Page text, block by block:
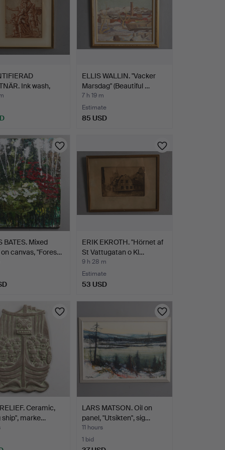
Ink wash,
ELLIS WALLIN. "Vacker
Marsdag" (Beautiful …
7 h 19 m
Estimate
85 USD
BATES. Mixed
canvas, "Fores…
ERIK EKROTH. "Hörnet af
St Vattugatan o Kl…
9 h 28 m
Estimate
53 USD
Ceramic,
ship", marke…
LARS MATSON. Oil on
panel, "Utsikten", sig…
11 hours
1 bid